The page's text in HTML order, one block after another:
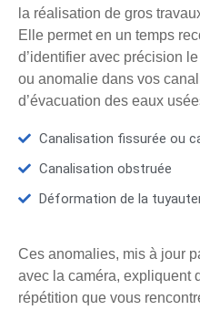
la réalisation de gros
Elle permet en un temps
d’identifier avec précision
ou anomalie dans vos
d’évacuation des eaux
Canalisation fissurée ou
Canalisation obstruée
Déformation de la
Ces anomalies, mis à jour
avec la caméra, expliquent
répétition que vous